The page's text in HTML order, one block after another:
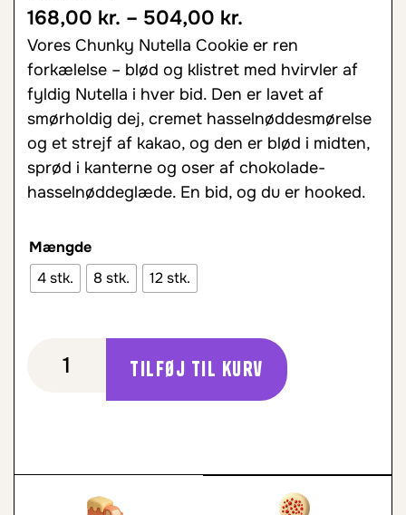
168,00 kr. – 504,00 kr.
Vores Chunky Nutella Cookie er ren
forkælelse – blød og klistret med hvirvler af
fyldig Nutella i hver bid. Den er lavet af
smørholdig dej, cremet hasselnøddesmørelse
og et strejf af kakao, og den er blød i midten,
sprød i kanterne og oser af chokolade-
hasselnøddeglæde. En bid, og du er hooked.
Mængde
4 stk.
8 stk. 12 stk.
Tilføj til kurv